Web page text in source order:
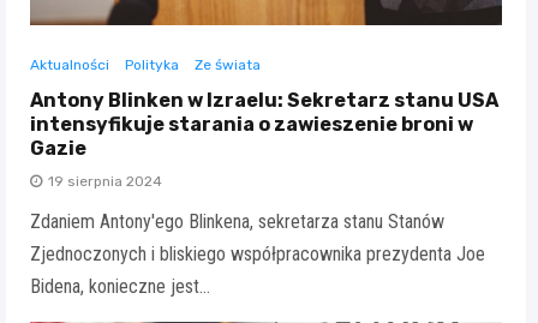
Aktualności Polityka Ze świata
Antony Blinken w Izraelu: Sekretarz stanu USA
intensyfikuje starania o zawieszenie broni w
Gazie
19 sierpnia 2024
Zdaniem Antony'ego Blinkena, sekretarza stanu Stanów
Zjednoczonych i bliskiego współpracownika prezydenta Joe
Bidena, konieczne jest…